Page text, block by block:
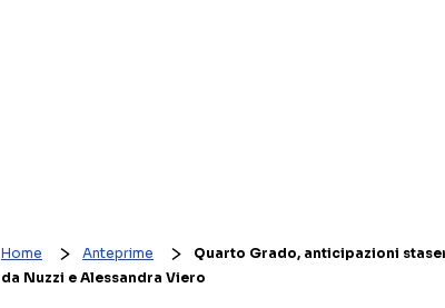
Home Anteprime
Quarto Grado, anticipazioni
da Nuzzi e Alessandra Viero